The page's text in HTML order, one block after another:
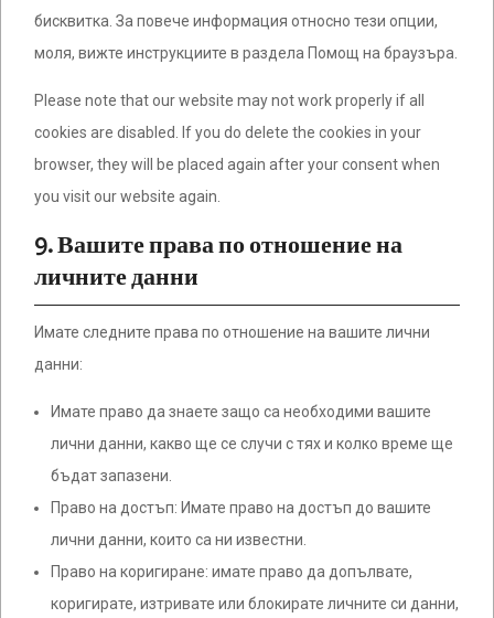
бисквитка. За повече информация относно тези опции,
моля, вижте инструкциите в раздела Помощ на браузъра.
Please note that our website may not work properly if all
cookies are disabled. If you do delete the cookies in your
browser, they will be placed again after your consent when
you visit our website again.
9. Вашите права по отношение на
личните данни
Имате следните права по отношение на вашите лични
данни:
Имате право да знаете защо са необходими вашите
лични данни, какво ще се случи с тях и колко време ще
бъдат запазени.
Право на достъп: Имате право на достъп до вашите
лични данни, които са ни известни.
Право на коригиране: имате право да допълвате,
коригирате, изтривате или блокирате личните си данни,